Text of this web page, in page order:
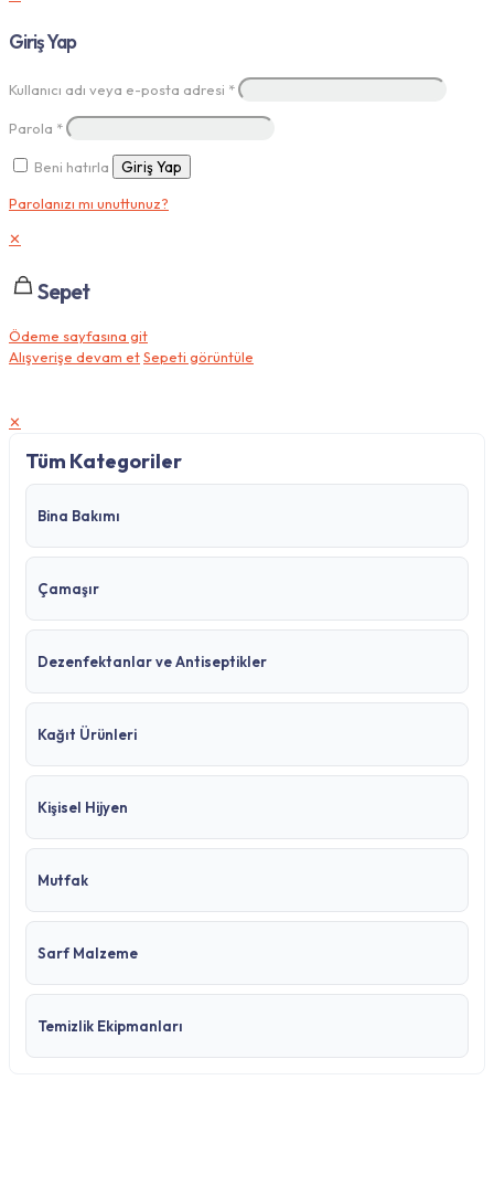
Giriş Yap
Kullanıcı adı veya e-posta adresi *
Parola *
Beni hatırla Giriş Yap
Parolanızı mı unuttunuz?
✕
Sepet
Ödeme sayfasına git
Alışverişe devam etSepeti görüntüle
✕
Tüm Kategoriler
Bina Bakımı
Çamaşır
Dezenfektanlar ve Antiseptikler
Kağıt Ürünleri
Kişisel Hijyen
Mutfak
Sarf Malzeme
Temizlik Ekipmanları